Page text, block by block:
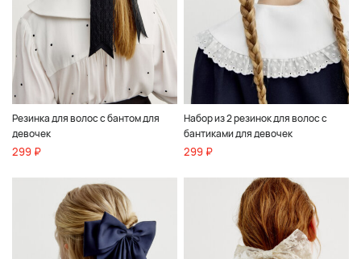
Резинка для волос с бантом для
девочек
299 ₽
Набор из 2 резинок для волос с
бантиками для девочек
299 ₽